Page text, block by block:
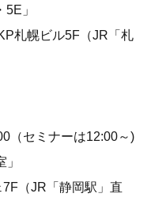
」
札幌ビル5F（JR「札
（セミナーは12:00～)
（JR「静岡駅」直